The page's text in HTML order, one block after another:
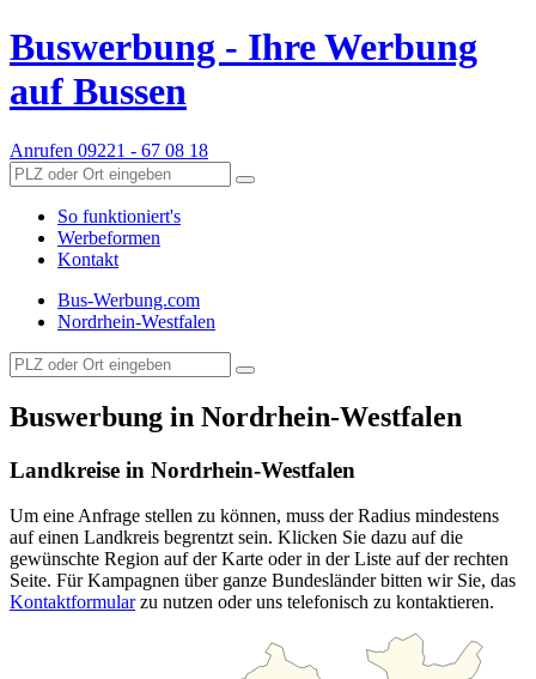
Buswerbung - Ihre Werbung
auf Bussen
Anrufen 09221 - 67 08 18
So funktioniert's
Werbeformen
Kontakt
Bus-Werbung.com
Nordrhein-Westfalen
Buswerbung in Nordrhein-Westfalen
Landkreise in Nordrhein-Westfalen
Um eine Anfrage stellen zu können, muss der Radius mindestens
auf einen Landkreis begrentzt sein. Klicken Sie dazu auf die
gewünschte Region auf der Karte oder in der Liste auf der rechten
Seite. Für Kampagnen über ganze Bundesländer bitten wir Sie, das
Kontaktformularzu nutzen oder uns telefonisch zu kontaktieren.